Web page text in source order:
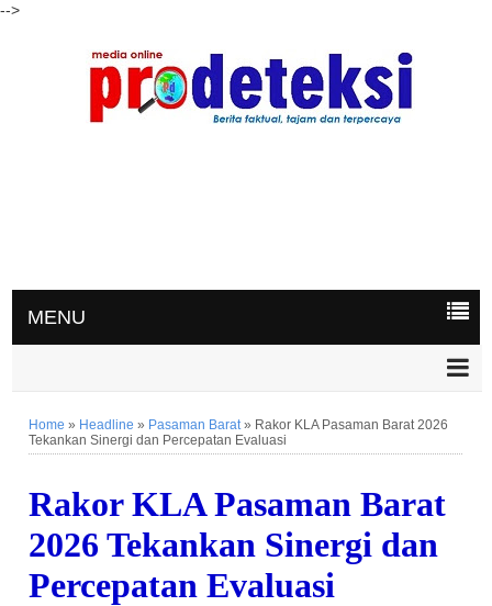
-->
MENU
Home » Headline » Pasaman Barat» Rakor KLA Pasaman Barat 2026
Tekankan Sinergi dan Percepatan Evaluasi
Rakor KLA Pasaman Barat
2026 Tekankan Sinergi dan
Percepatan Evaluasi